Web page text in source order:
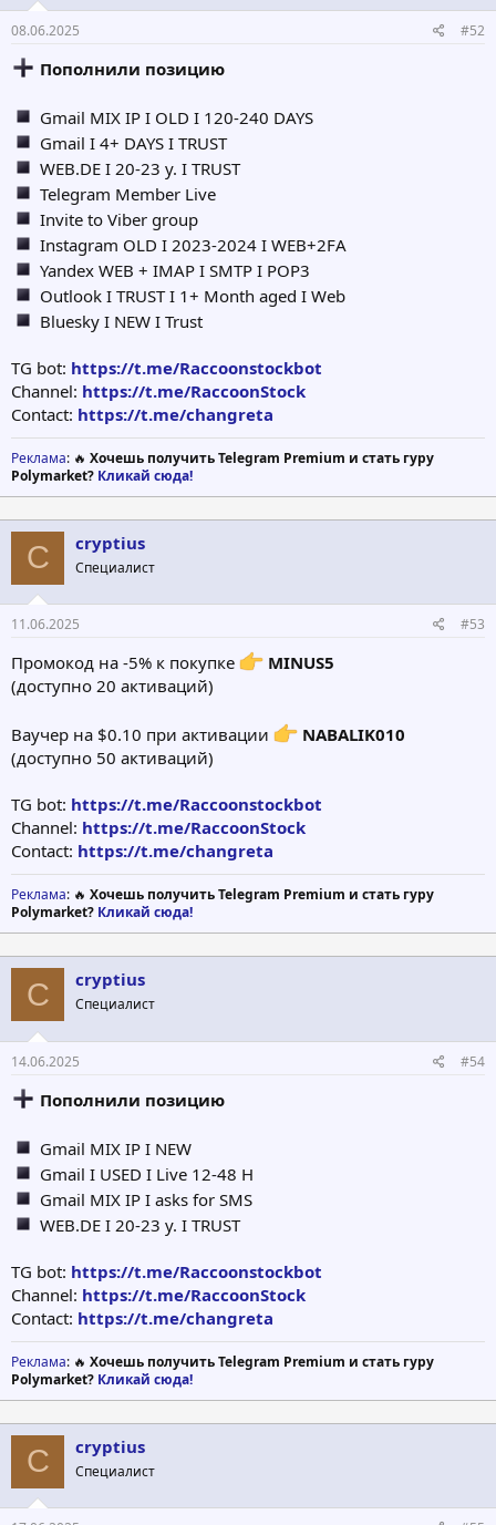
08.06.2025 #52
Пополнили позицию
Gmail MIX IP I OLD I 120-240 DAYS
Gmail I 4+ DAYS I TRUST
WEB.DE I 20-23 y. I TRUST
Telegram Member Live
Invite to Viber group
Instagram OLD I 2023-2024 I WEB+2FA
Yandex WEB + IMAP I SMTP I POP3
Outlook I TRUST I 1+ Month aged I Web
Bluesky I NEW I Trust
TG bot: https://t.me/Raccoonstockbot
Channel: https://t.me/RaccoonStock
Contact: https://t.me/changreta
Реклама: 🔥 Хочешь получить Telegram Premium и стать гуру
Polymarket? Кликай сюда!
C cryptius
Специалист
11.06.2025 #53
Промокод на -5% к покупке
MINUS5
(доступно 20 активаций)
Ваучер на $0.10 при активации
NABALIK010
(доступно 50 активаций)
TG bot: https://t.me/Raccoonstockbot
Channel: https://t.me/RaccoonStock
Contact: https://t.me/changreta
Реклама: 🔥 Хочешь получить Telegram Premium и стать гуру
Polymarket? Кликай сюда!
C cryptius
Специалист
14.06.2025 #54
Пополнили позицию
Gmail MIX IP I NEW
Gmail I USED I Live 12-48 H
Gmail MIX IP I asks for SMS
WEB.DE I 20-23 y. I TRUST
TG bot: https://t.me/Raccoonstockbot
Channel: https://t.me/RaccoonStock
Contact: https://t.me/changreta
Реклама: 🔥 Хочешь получить Telegram Premium и стать гуру
Polymarket? Кликай сюда!
C cryptius
Специалист